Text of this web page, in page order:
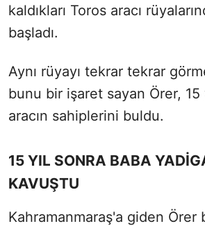
kaldıkları Toros aracı
başladı.
Aynı rüyayı tekrar tekrar
bunu bir işaret sayan Örer, 15
aracın sahiplerini buldu.
15 YIL SONRA BABA
KAVUŞTU
Kahramanmaraş'a giden Örer